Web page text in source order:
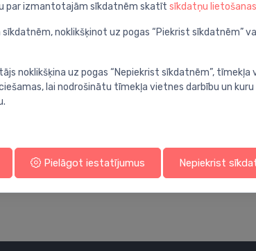
WC dozatori
WC dozators Schellomat,
par izmantotajām sīkdatnēm skatīt sīkdatņu
noklikšķinot uz pogas “Piekrist sīkdatnēm”
noklikšķina uz pogas “Nepiekrist sīkdatnēm”, tīmekļa
lai nodrošinātu tīmekļa vietnes darbību un
Pielāgot iestatījumus Nepiekrist